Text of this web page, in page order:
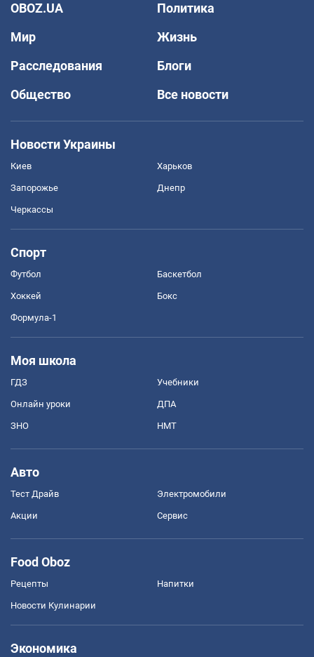
OBOZ.UA
Политика
Мир
Жизнь
Расследования
Блоги
Общество
Все новости
Новости Украины
Киев Харьков
Запорожье Днепр
Черкассы
Спорт
Футбол Баскетбол
Хоккей Бокс
Формула-1
Моя школа
ГДЗ Учебники
Онлайн уроки ДПА
ЗНО НМТ
Авто
Тест Драйв Электромобили
Акции Сервис
Food Oboz
Рецепты Напитки
Новости Кулинарии
Экономика